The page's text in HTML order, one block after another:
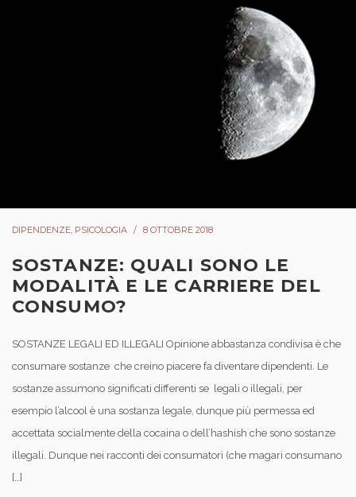
DIPENDENZE PSICOLOGIA 8 OTTOBRE 2018
SOSTANZE: QUALI SONO LE
MODALITÀ E LE CARRIERE DEL
CONSUMO?
SOSTANZE LEGALI ED ILLEGALI Opinione abbastanza condivisa è che
consumare sostanze che creino piacere fa diventare dipendenti. Le
sostanze assumono significati differenti se legali o illegali, per
esempio l’alcool è una sostanza legale, dunque più permessa ed
accettata socialmente della cocaina o dell’hashish che sono sostanze
illegali. Dunque nei racconti dei consumatori (che magari consumano
[…]